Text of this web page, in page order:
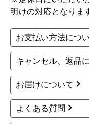
ショップからの
できました。ま
思います。
きょりけ
2025年11月9
欲しい商品をスム
明けの対応となりま
お支払い方法につ
キャンセル、返品
お届けについて
よくある質問